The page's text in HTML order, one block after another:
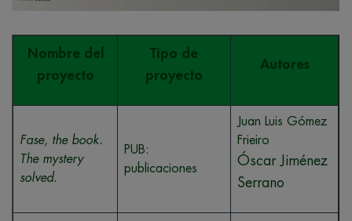
Nombre del
proyecto
Tipo de
proyecto
Autores
Fase, the book.
The mystery
solved.
PUB:
publicaciones
Juan Luis Gómez
Frieiro
Óscar Jiménez
Serrano